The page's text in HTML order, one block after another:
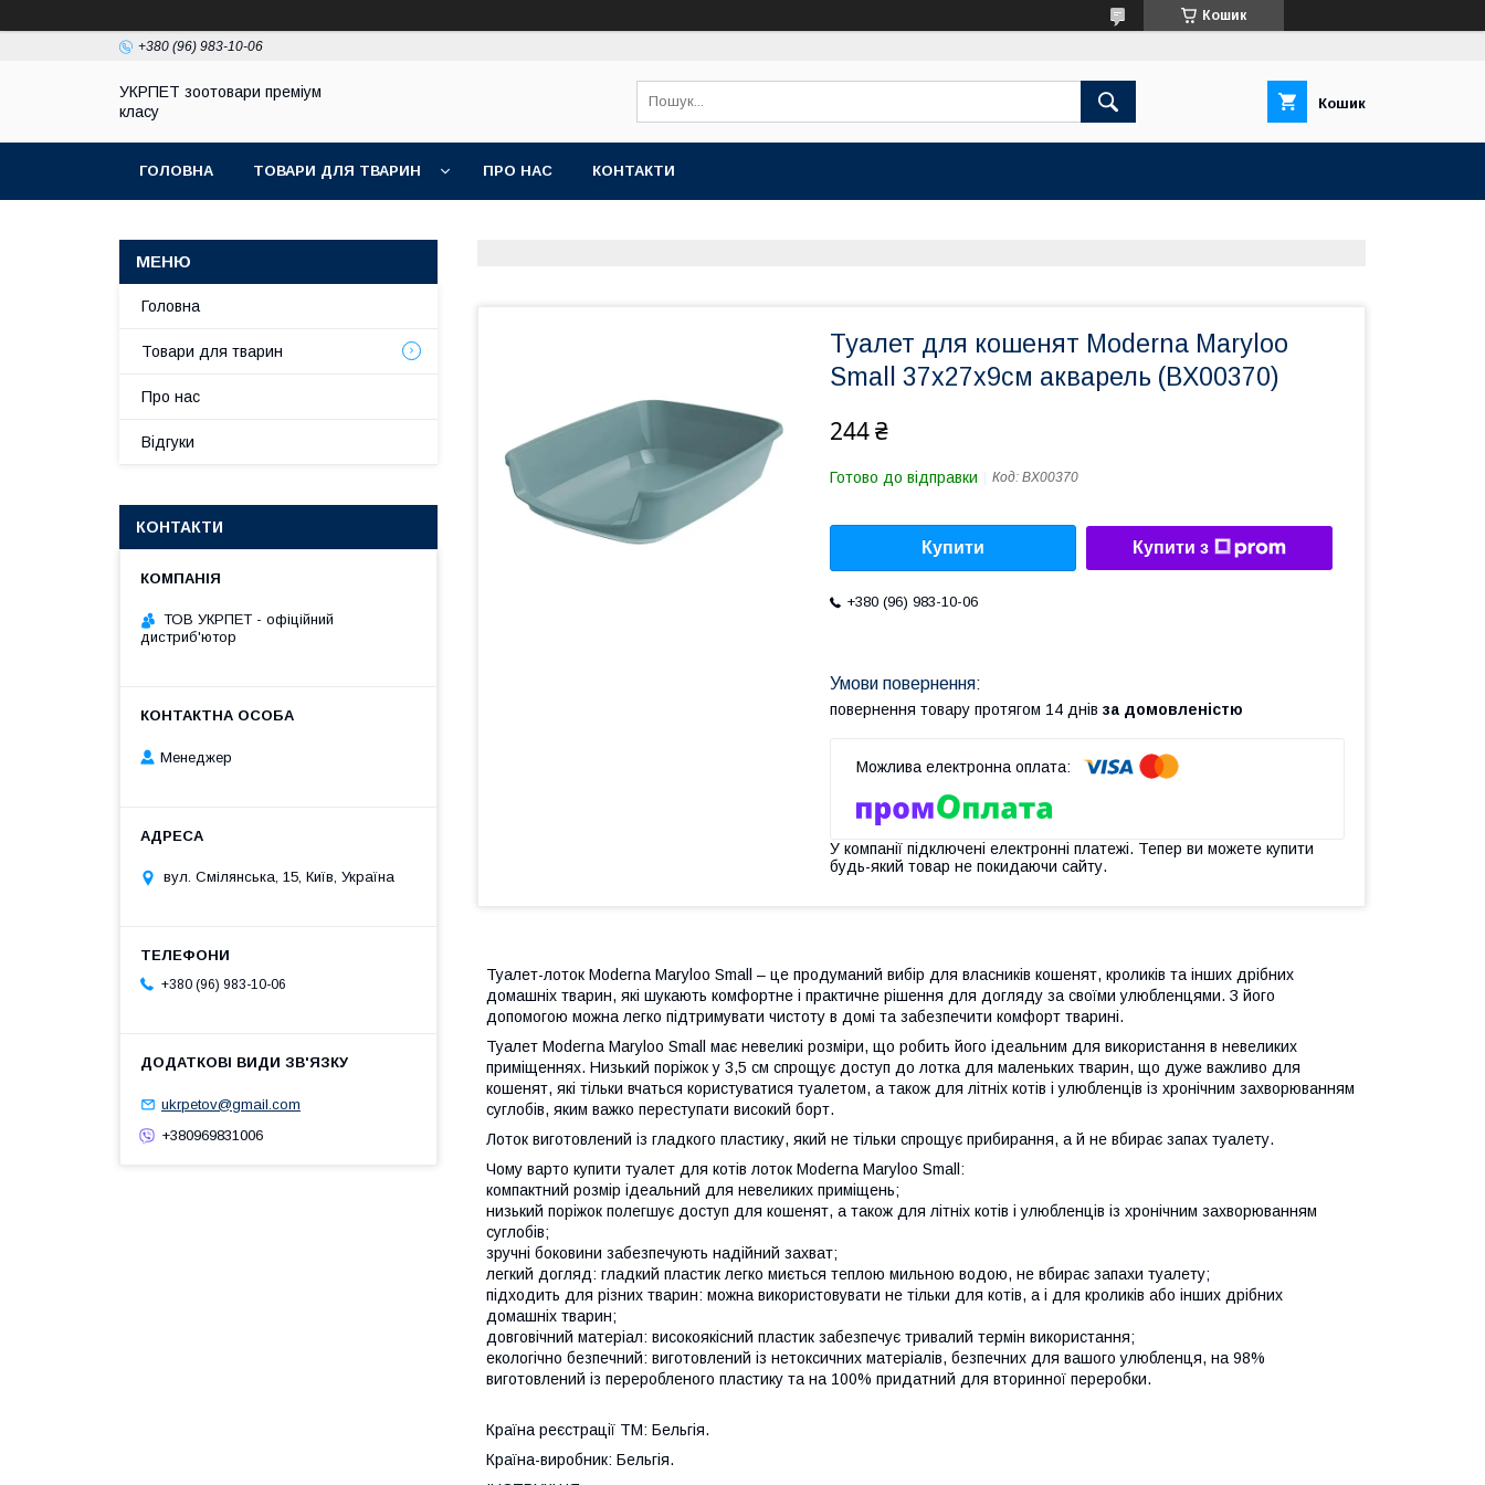
Кошик
+380 (96) 983-10-06
УКРПЕТ зоотовари преміум
класу
Кошик
ГОЛОВНА ТОВАРИ ДЛЯ ТВАРИН ПРО НАС КОНТАКТИ
Туалет для кошенят Moderna Maryloo
Small 37х27х9см акварель (BX00370)
244 ₴
Готово до відправки Код: BX00370
Купити Купити з
+380 (96) 983-10-06
повернення товару протягом 14 днів за домовленістю
У компанії підключені електронні платежі. Тепер ви можете купити
будь-який товар не покидаючи сайту.
Туалет-лоток Moderna Maryloo Small – це продуманий вибір для власників кошенят, кроликів та інших дрібних
домашніх тварин, які шукають комфортне і практичне рішення для догляду за своїми улюбленцями. З його
допомогою можна легко підтримувати чистоту в домі та забезпечити комфорт тварині.
Туалет Moderna Maryloo Small має невеликі розміри, що робить його ідеальним для використання в невеликих
приміщеннях. Низький поріжок у 3,5 см спрощує доступ до лотка для маленьких тварин, що дуже важливо для
кошенят, які тільки вчаться користуватися туалетом, а також для літніх котів і улюбленців із хронічним захворюванням
суглобів, яким важко переступати високий борт.
Лоток виготовлений із гладкого пластику, який не тільки спрощує прибирання, а й не вбирає запах туалету.
Чому варто купити туалет для котів лоток Moderna Maryloo Small:
компактний розмір ідеальний для невеликих приміщень;
низький поріжок полегшує доступ для кошенят, а також для літніх котів і улюбленців із хронічним захворюванням
суглобів;
зручні боковини забезпечують надійний захват;
легкий догляд: гладкий пластик легко миється теплою мильною водою, не вбирає запахи туалету;
підходить для різних тварин: можна використовувати не тільки для котів, а і для кроликів або інших дрібних
домашніх тварин;
довговічний матеріал: високоякісний пластик забезпечує тривалий термін використання;
екологічно безпечний: виготовлений із нетоксичних матеріалів, безпечних для вашого улюбленця, на 98%
виготовлений із переробленого пластику та на 100% придатний для вторинної переробки.
Країна реєстрації ТМ: Бельгія.
Країна-виробник: Бельгія.
Головна
Товари для тварин
Про нас
Відгуки
КОНТАКТИ
ТОВ УКРПЕТ - офіційний
дистриб'ютор
Менеджер
вул. Смілянська, 15, Київ, Україна
+380 (96) 983-10-06
ukrpetov@gmail.com
+380969831006